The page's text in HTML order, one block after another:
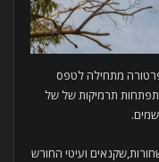
מתחילה לטפס
תרמיקות של של
ועיטי החורש